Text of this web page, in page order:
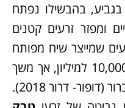
בהבשילו נפתח
בעלות 2 שיניים ומפזר זרעים קטנים
הזרעים שמייצר שיח מפותח
בכל שנה הוא עצום ונע בין 10,000 למיליון, אך משך
חיוניותם וכושר נביטתם אינו ברור (דופור- דרור 2018).